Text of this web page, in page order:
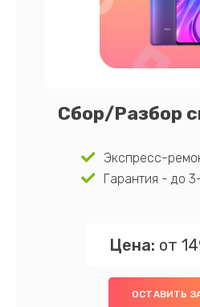
Сбор/Разбор
Экспресс-
Гарантия - до
Цена: от
ОСТАВИТЬ